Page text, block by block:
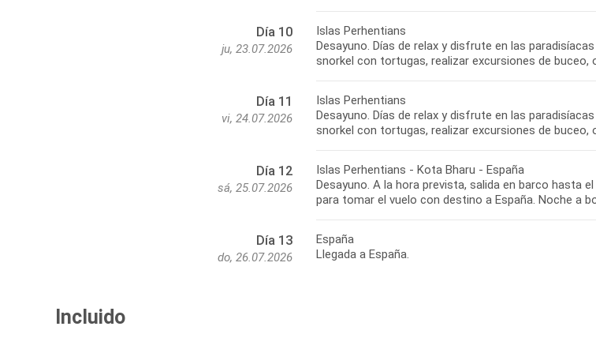
Día 10
ju, 23.07.2026
Islas Perhentians
Desayuno. Días de relax y disfrute en las
snorkel con tortugas, realizar excursiones de
Día 11
vi, 24.07.2026
Islas Perhentians
Desayuno. Días de relax y disfrute en las
snorkel con tortugas, realizar excursiones de
Día 12
sá, 25.07.2026
Islas Perhentians - Kota Bharu - España
Desayuno. A la hora prevista, salida en barco hasta
para tomar el vuelo con destino a España. Noche a
Día 13
do, 26.07.2026
España
Llegada a España.
Incluido